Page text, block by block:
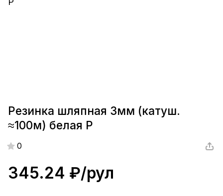
Резинка шляпная 3мм (катуш.
≈100м) белая Р
0
345.24 ₽/рул